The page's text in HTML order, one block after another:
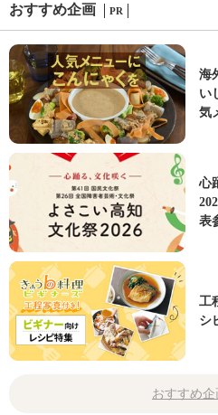
おすすめ企画 PR
海
い
気
心
表
工
シ
おすすめ企